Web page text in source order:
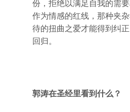
份，拒绝以满足自我的需
作为情感的红线，那种夹
待的扭曲之爱才能得到纠
回归。
郭涛在圣经里看到什么？